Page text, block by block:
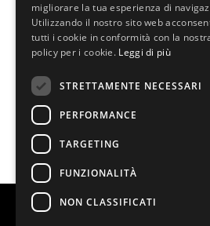
migliorare la tua esperienza di
Utilizzando il nostro sito web
tutti i cookie in conformità con la
policy per i cookie. Leggi di più
STRETTAMENTE NECESSARI
PERFORMANCE
TARGETING
FUNZIONALITÀ
NON CLASSIFICATI